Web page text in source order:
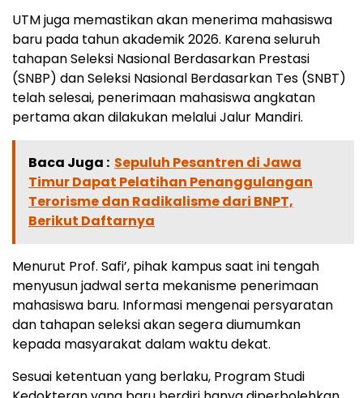
UTM juga memastikan akan menerima mahasiswa
baru pada tahun akademik 2026. Karena seluruh
tahapan Seleksi Nasional Berdasarkan Prestasi
(SNBP) dan Seleksi Nasional Berdasarkan Tes (SNBT)
telah selesai, penerimaan mahasiswa angkatan
pertama akan dilakukan melalui Jalur Mandiri.
Baca Juga : Sepuluh Pesantren di Jawa
Timur Dapat Pelatihan Penanggulangan
Terorisme dan Radikalisme dari BNPT,
Berikut Daftarnya
Menurut Prof. Safi’, pihak kampus saat ini tengah
menyusun jadwal serta mekanisme penerimaan
mahasiswa baru. Informasi mengenai persyaratan
dan tahapan seleksi akan segera diumumkan
kepada masyarakat dalam waktu dekat.
Sesuai ketentuan yang berlaku, Program Studi